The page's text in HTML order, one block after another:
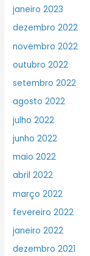
janeiro 2023
dezembro 2022
novembro 2022
outubro 2022
setembro 2022
agosto 2022
julho 2022
junho 2022
maio 2022
abril 2022
março 2022
fevereiro 2022
janeiro 2022
dezembro 2021